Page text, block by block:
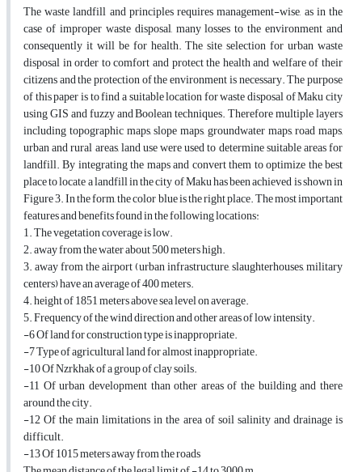
The waste landfill and principles requires management-wise, as in the
case of improper waste disposal, many losses to the environment and
consequently it will be for health. The site selection for urban waste
disposal in order to comfort and protect the health and welfare of their
citizens and the protection of the environment is necessary. The purpose
of this paper is to find a suitable location for waste disposal of Maku city
using GIS and fuzzy and Boolean techniques. Therefore multiple layers
including topographic maps, slope maps, groundwater maps, road maps,
urban and rural areas, land use were used to determine suitable areas for
landfill. By integrating the maps and convert them to optimize the best
place to locate a landfill in the city of Maku has been achieved is shown in
Figure 3. In the form, the color blue is the right place. The most important
features and benefits found in the following locations:
1. The vegetation coverage is low.
2. away from the water about 500 meters high.
3. away from the airport (urban infrastructure, slaughterhouses, military
centers) have an average of 400 meters.
4. height of 1851 meters above sea level on average.
5. Frequency of the wind direction and other areas of low intensity.
-6 Of land for construction type is inappropriate.
-7 Type of agricultural land for almost inappropriate.
-10 Of Nzrkhak of a group of clay soils.
-11 Of urban development than other areas of the building and there
around the city.
-12 Of the main limitations in the area of soil salinity and drainage is
difficult.
-13 Of 1015 meters away from the roads